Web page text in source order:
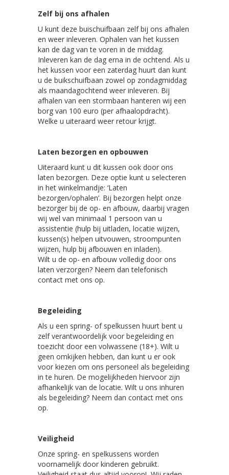
Zelf bij ons afhalen
U kunt deze buischuifbaan zelf bij ons afhalen
en weer inleveren. Ophalen van het kussen
kan de dag van te voren in de middag.
Inleveren kan de dag erna in de ochtend. Als u
het kussen voor een zaterdag huurt dan kunt
u de buikschuifbaan zowel op zondagmiddag
als maandagochtend weer inleveren. Bij
afhalen van een stormbaan hanteren wij een
borg van 100 euro (per afhaalopdracht).
Welke u uiteraard weer retour krijgt.
Laten bezorgen en opbouwen
Uiteraard kunt u dit kussen ook door ons
laten bezorgen. Deze optie kunt u selecteren
in het winkelmandje: ‘Laten
bezorgen/ophalen’. Bij bezorgen helpt onze
bezorger bij de op- en afbouw, daarbij vragen
wij wel van minimaal 1 persoon van u
assistentie (hulp bij uitladen, locatie wijzen,
kussen(s) helpen uitvouwen, stroompunten
wijzen, hulp bij afbouwen en inladen).
Wilt u de op- en afbouw volledig door ons
laten verzorgen? Neem dan telefonisch
contact met ons op.
Begeleiding
Als u een spring- of spelkussen huurt bent u
zelf verantwoordelijk voor begeleiding en
toezicht door een volwassene (18+). Wilt u
geen omkijken hebben, dan kunt u er ook
voor kiezen om ons personeel als begeleiding
in te huren. De mogelijkheden hiervoor zijn
afhankelijk van de locatie. Wilt u ons inhuren
als begeleiding? Neem dan contact met ons
op.
Veiligheid
Onze spring- en spelkussens worden
voornamelijk door kinderen gebruikt.